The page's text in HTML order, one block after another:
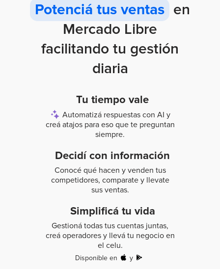
Potenciá tus ventas en
Mercado Libre
facilitando tu gestión
diaria
Tu tiempo vale
Automatizá respuestas con AI y
creá atajos para eso que te preguntan
siempre.
Decidí con información
Conocé qué hacen y venden tus
competidores, comparate y llevate
sus ventas.
Simplificá tu vida
Gestioná todas tus cuentas juntas,
creá operadores y llevá tu negocio en
el celu.
Disponible en y